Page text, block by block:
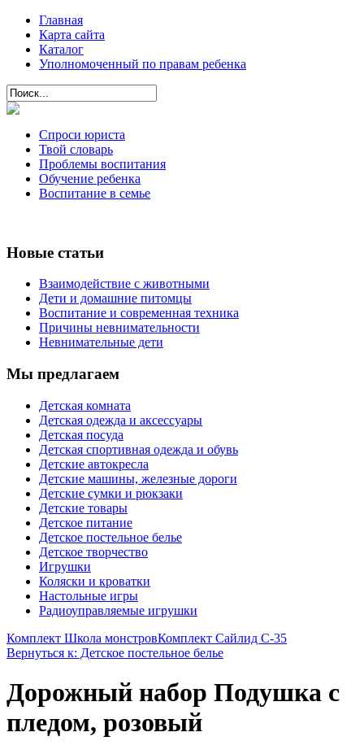
Главная
Карта сайта
Каталог
Уполномоченный по правам ребенка
Спроси юриста
Твой словарь
Проблемы воспитания
Обучение ребенка
Воспитание в семье
Новые статьи
Взаимодействие с животными
Дети и домашние питомцы
Воспитание и современная техника
Причины невнимательности
Невнимательные дети
Мы предлагаем
Детская комната
Детская одежда и аксессуары
Детская посуда
Детская спортивная одежда и обувь
Детские автокресла
Детские машины, железные дороги
Детские сумки и рюкзаки
Детские товары
Детское питание
Детское постельное белье
Детское творчество
Игрушки
Коляски и кроватки
Настольные игры
Радиоуправляемые игрушки
Комплект Школа монстровКомплект Сайлид С-35
Вернуться к: Детское постельное белье
Дорожный набор Подушка с
пледом, розовый